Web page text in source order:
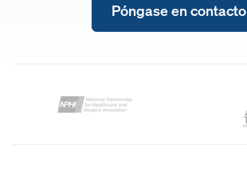
Póngase en contacto